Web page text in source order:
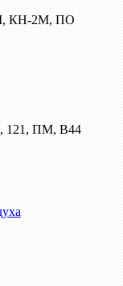
КН-2М, ПО
ПМ, В44